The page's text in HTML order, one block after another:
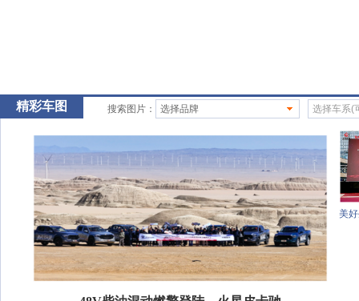
精彩车图 搜索图片： 选择品牌 选择车系(
美